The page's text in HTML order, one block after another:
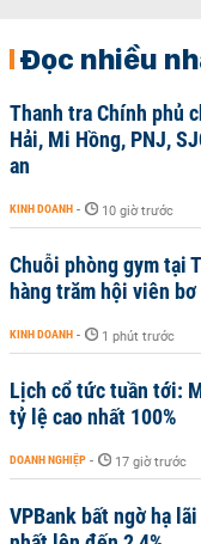
Đọc nhiều
Thanh tra Chính phủ
Hải, Mi Hồng, PNJ,
an
KINH DOANH - 10 giờ trước
Chuỗi phòng gym tại
hàng trăm hội viên bơ
KINH DOANH - 1 phút trước
Lịch cổ tức tuần tới:
tỷ lệ cao nhất 100%
DOANH NGHIỆP - 17 giờ trước
VPBank bất ngờ hạ